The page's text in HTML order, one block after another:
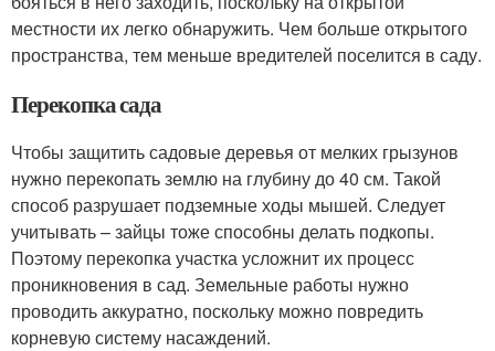
местности их легко обнаружить. Чем больше открытого
пространства, тем меньше вредителей поселится в саду.
Перекопка сада
Чтобы защитить садовые деревья от мелких грызунов
нужно перекопать землю на глубину до 40 см. Такой
способ разрушает подземные ходы мышей. Следует
учитывать – зайцы тоже способны делать подкопы.
Поэтому перекопка участка усложнит их процесс
проникновения в сад. Земельные работы нужно
проводить аккуратно, поскольку можно повредить
корневую систему насаждений.